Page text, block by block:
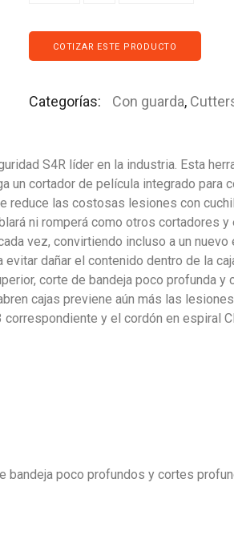
COTIZAR ESTE PRODUCTO
Categorías: Con guarda,
S4R líder en la industria. Esta
cortador de película integrado para
reduce las costosas lesiones con
ni romperá como otros cortadores y
vez, convirtiendo incluso a un
dañar el contenido dentro de la
corte de bandeja poco profunda y
cajas previene aún más las
y el cordón en espiral
bandeja poco profundos y cortes